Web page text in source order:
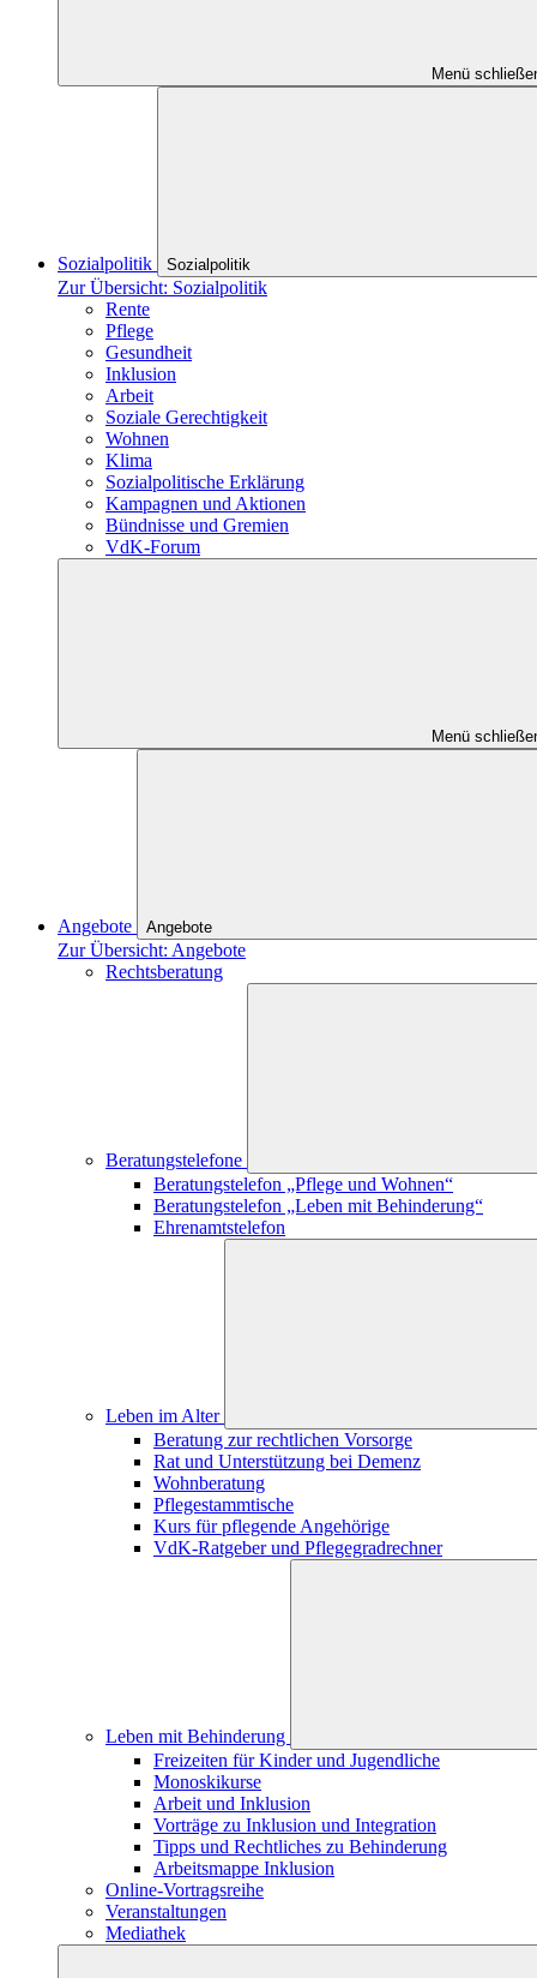
Menü
Sozialpolitik Sozialpolitik
Zur Übersicht: Sozialpolitik
Rente
Pflege
Gesundheit
Inklusion
Arbeit
Soziale Gerechtigkeit
Wohnen
Klima
Sozialpolitische Erklärung
Kampagnen und Aktionen
Bündnisse und Gremien
VdK-Forum
Menü
Angebote Angebote
Zur Übersicht: Angebote
Rechtsberatung
Beratungstelefone
Beratungstelefon „Pflege und Wohnen“
Beratungstelefon „Leben mit Behinderung“
Ehrenamtstelefon
Leben im Alter
Beratung zur rechtlichen Vorsorge
Rat und Unterstützung bei Demenz
Wohnberatung
Pflegestammtische
Kurs für pflegende Angehörige
VdK-Ratgeber und Pflegegradrechner
Leben mit Behinderung
Freizeiten für Kinder und Jugendliche
Monoskikurse
Arbeit und Inklusion
Vorträge zu Inklusion und Integration
Tipps und Rechtliches zu Behinderung
Arbeitsmappe Inklusion
Online-Vortragsreihe
Veranstaltungen
Mediathek